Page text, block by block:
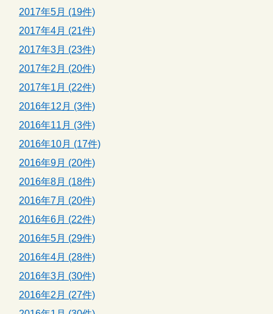
2017年5月 (19件)
2017年4月 (21件)
2017年3月 (23件)
2017年2月 (20件)
2017年1月 (22件)
2016年12月 (3件)
2016年11月 (3件)
2016年10月 (17件)
2016年9月 (20件)
2016年8月 (18件)
2016年7月 (20件)
2016年6月 (22件)
2016年5月 (29件)
2016年4月 (28件)
2016年3月 (30件)
2016年2月 (27件)